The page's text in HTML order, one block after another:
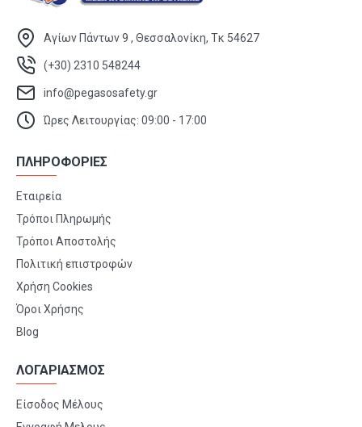
Αγίων Πάντων 9 , Θεσσαλονίκη, Τκ 54627
(+30) 2310 548244
info@pegasosafety.gr
Ώρες Λειτουργίας: 09:00 - 17:00
ΠΛΗΡΟΦΟΡΙΕΣ
Εταιρεία
Τρόποι Πληρωμής
Τρόποι Αποστολής
Πολιτική επιστροφών
Χρήση Cookies
Όροι Χρήσης
Blog
ΛΟΓΑΡΙΑΣΜΟΣ
Είσοδος Μέλους